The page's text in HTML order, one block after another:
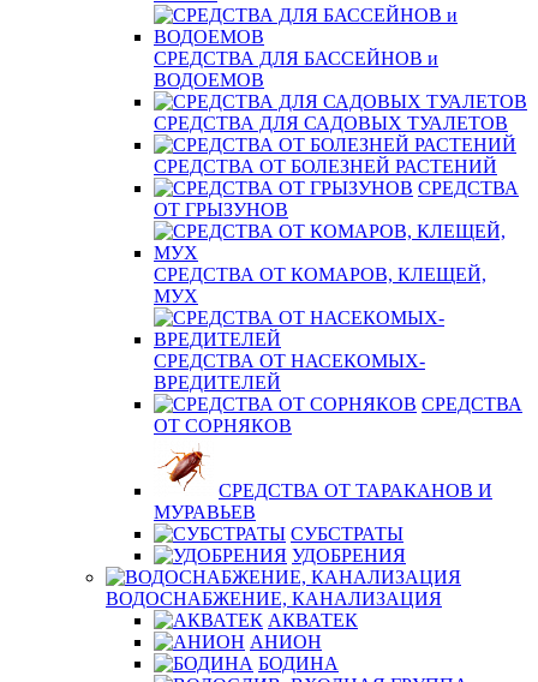
СРЕДСТВА ДЛЯ БАССЕЙНОВ и
ВОДОЕМОВ
СРЕДСТВА ДЛЯ САДОВЫХ ТУАЛЕТОВ
СРЕДСТВА ОТ БОЛЕЗНЕЙ РАСТЕНИЙ
СРЕДСТВА
ОТ ГРЫЗУНОВ
СРЕДСТВА ОТ КОМАРОВ, КЛЕЩЕЙ,
МУХ
СРЕДСТВА ОТ НАСЕКОМЫХ-
ВРЕДИТЕЛЕЙ
СРЕДСТВА
ОТ СОРНЯКОВ
СРЕДСТВА ОТ ТАРАКАНОВ И
МУРАВЬЕВ
СУБСТРАТЫ
УДОБРЕНИЯ
ВОДОСНАБЖЕНИЕ, КАНАЛИЗАЦИЯ
АКВАТЕК
АНИОН
БОДИНА